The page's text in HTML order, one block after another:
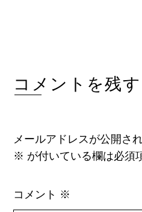
コメントを残す
メールアドレスが公開さ
※ が付いている欄は必須
コメント ※